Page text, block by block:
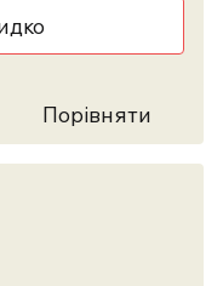
Порівняти